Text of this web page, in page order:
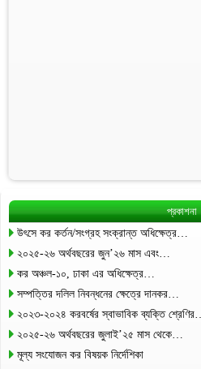
প্রকাশনা
উৎসে কর কর্তন/সংগ্রহ সংক্রান্ত অধিক্ষেত্র…
২০২৫-২৬ অর্থবছরের জুন’২৬ মাস এবং…
কর অঞ্চল-১০, ঢাকা এর অধিক্ষেত্র…
সম্পত্তির দলিল নিবন্ধনের ক্ষেত্রে দানকর…
২০২৩-২০২৪ করবর্ষের স্বাভাবিক ব্যক্তি শ্রেণির…
২০২৫-২৬ অর্থবছরের জুলাই’২৫ মাস থেকে…
মূল্য সংযোজন কর বিষয়ক নির্দেশিকা